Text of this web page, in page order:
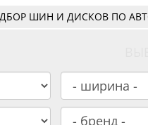
ШИН И ДИСКОВ ПО